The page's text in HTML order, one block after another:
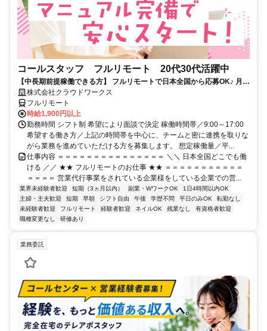
コールスタッフ フルリモート 20代30代活躍中
【中長期前提稼働できる方】 フルリモートで日本全国から応募OK♪ 月稼
働80時間で安定収入！
株式会社クラウドワークス
フルリモート
時給1,900円以上
勤務時間 シフト制 希望により面談で決定 稼働時間帯／9:00～17:00
希望する働き方／上記の時間帯を中心に、チームと密に連携を取りな
がら業務を進めていただける方を募集します。 想定稼働量／平...
仕事内容 ＝＝＝＝＝＝＝＝＝＝＝＝＝＝＝ ＼＼ 日本全国どこでも働
ける ／／ ★★ フルリモートのお仕事 ★★ ＝＝＝＝＝＝＝＝＝＝＝
＝＝＝＝ 営業代行事業をされている企業様をしている企業での営...
業界未経験者歓迎 短期（3ヵ月以内） 副業・WワークOK
1日4時間以内OK
主婦・主夫歓迎
短期 早朝 シフト自由 午後 学歴不問 平日のみOK
転勤なし
未経験者歓迎
フルリモート 経験者歓迎 ネイルOK 残業なし
有資格者歓迎
職種変更なし
研修あり
業務委託